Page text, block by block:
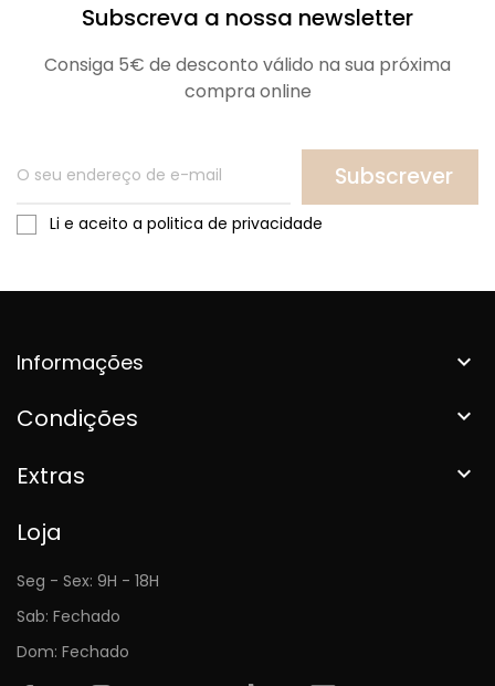
Subscreva a nossa newsletter
Consiga 5€ de desconto válido na sua próxima
compra online
Subscrever
Li e aceito a politica de privacidade
Informações 
Condições 
Extras 
Loja
Seg - Sex: 9H - 18H
Sab: Fechado
Dom: Fechado